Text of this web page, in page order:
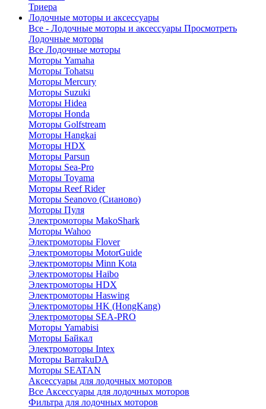
Триера
Лодочные моторы и аксессуары
Все - Лодочные моторы и аксессуары Просмотреть
Лодочные моторы
Все Лодочные моторы
Моторы Yamaha
Моторы Tohatsu
Моторы Mercury
Моторы Suzuki
Моторы Hidea
Моторы Honda
Моторы Golfstream
Моторы Hangkai
Моторы HDX
Моторы Parsun
Моторы Sea-Pro
Моторы Toyama
Моторы Reef Rider
Моторы Seanovo (Сианово)
Моторы Пуля
Электромоторы MakoShark
Моторы Wahoo
Электромоторы Flover
Электромоторы MotorGuide
Электромоторы Minn Kota
Электромоторы Haibo
Электромоторы HDX
Электромоторы Haswing
Электромоторы HK (HongKang)
Электромоторы SEA-PRO
Моторы Yamabisi
Моторы Байкал
Электромоторы Intex
Моторы BarrakuDA
Моторы SEATAN
Аксессуары для лодочных моторов
Все Аксессуары для лодочных моторов
Фильтра для лодочных моторов